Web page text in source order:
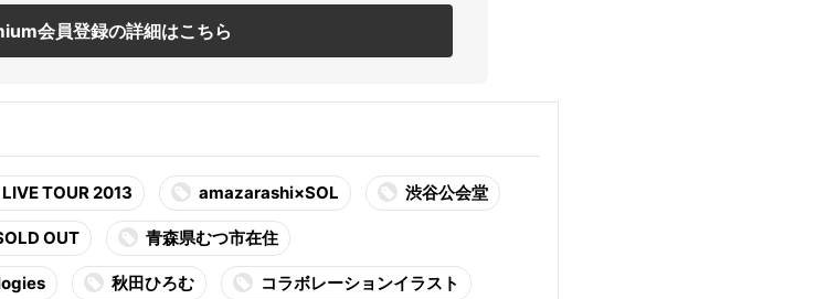
会員登録の詳細はこちら
TOUR 2013 amazarashi×SOL 渋谷公会堂
OUT 青森県むつ市在住
秋田ひろむ コラボレーションイラスト